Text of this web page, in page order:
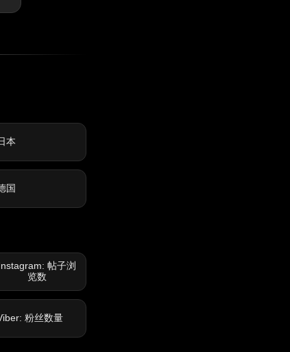
本
国
Instagram: 帖子浏
览数
粉丝数量